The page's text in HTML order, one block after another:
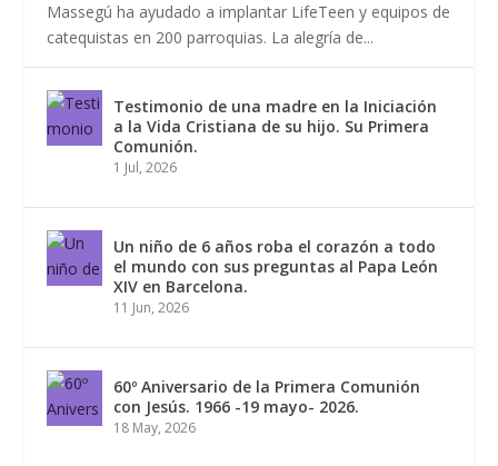
Massegú ha ayudado a implantar LifeTeen y equipos de
catequistas en 200 parroquias. La alegría de...
Testimonio de una madre en la Iniciación
a la Vida Cristiana de su hijo. Su Primera
Comunión.
1 Jul, 2026
Un niño de 6 años roba el corazón a todo
el mundo con sus preguntas al Papa León
XIV en Barcelona.
11 Jun, 2026
60º Aniversario de la Primera Comunión
con Jesús. 1966 -19 mayo- 2026.
18 May, 2026